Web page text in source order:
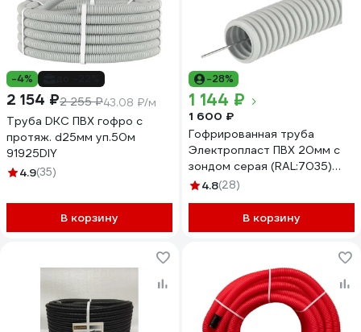
-4%
2 154 ₽2 255 ₽43.08 ₽/м
Труба DKC ПВХ гофро c
протяж. d25мм уп.50м
91925DIY
4.9(35)
В корзину
-28%
1 144 ₽
1 600 ₽
Гофрированная труба
Электропласт ПВХ 20мм с
зондом серая (RAL:7035)
100м, м 20GRPVC100
4.8(28)
В корзину